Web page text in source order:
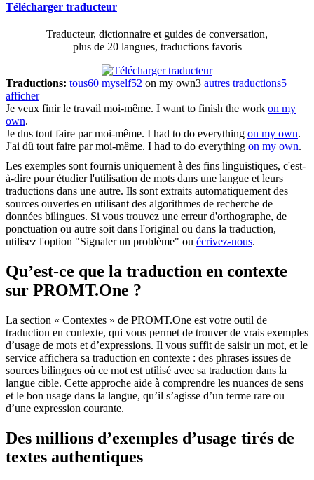
Télécharger traducteur
Traducteur, dictionnaire et guides de conversation,
plus de 20 langues, traductions favoris
Traductions: tous60 myself52 on my own3 autres traductions5
afficher
Je veux finir le travail moi-même. I want to finish the work on my
own.
Je dus tout faire parmoi-même. I had to do everything on my own.
J'ai dû tout faire parmoi-même. I had to do everything on my own.
Les exemples sont fournis uniquement à des fins linguistiques, c'est-
à-dire pour étudier l'utilisation de mots dans une langue et leurs
traductions dans une autre. Ils sont extraits automatiquement des
sources ouvertes en utilisant des algorithmes de recherche de
données bilingues. Si vous trouvez une erreur d'orthographe, de
ponctuation ou autre soit dans l'original ou dans la traduction,
utilisez l'option "Signaler un problème" ou écrivez-nous.
Qu’est-ce que la traduction en contexte
sur PROMT.One ?
La section « Contextes » de PROMT.One est votre outil de
traduction en contexte, qui vous permet de trouver de vrais exemples
d’usage de mots et d’expressions. Il vous suffit de saisir un mot, et le
service affichera sa traduction en contexte : des phrases issues de
sources bilingues où ce mot est utilisé avec sa traduction dans la
langue cible. Cette approche aide à comprendre les nuances de sens
et le bon usage dans la langue, qu’il s’agisse d’un terme rare ou
d’une expression courante.
Des millions d’exemples d’usage tirés de
textes authentiques